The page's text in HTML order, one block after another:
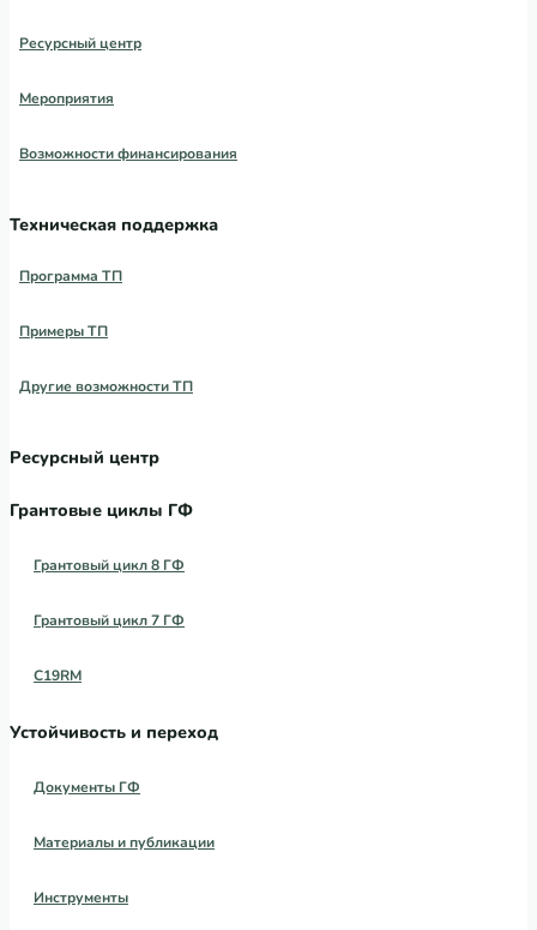
Ресурсный центр
Мероприятия
Возможности финансирования
Техническая поддержка
Программа ТП
Примеры ТП
Другие возможности ТП
Ресурсный центр
Грантовые циклы ГФ
Грантовый цикл 8 ГФ
Грантовый цикл 7 ГФ
C19RM
Устойчивость и переход
Документы ГФ
Материалы и публикации
Инструменты